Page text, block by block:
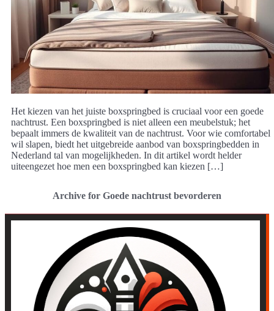
Het kiezen van het juiste boxspringbed is cruciaal voor een goede
nachtrust. Een boxspringbed is niet alleen een meubelstuk; het
bepaalt immers de kwaliteit van de nachtrust. Voor wie comfortabel
wil slapen, biedt het uitgebreide aanbod van boxspringbedden in
Nederland tal van mogelijkheden. In dit artikel wordt helder
uiteengezet hoe men een boxspringbed kan kiezen […]
Archive for Goede nachtrust bevorderen